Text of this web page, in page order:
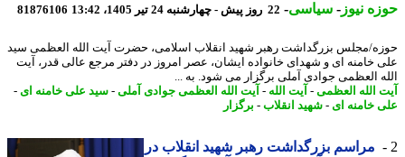
نیوز-سیاسی-22 روز پیش - چهارشنبه 24 تیر 1405، 13:42 81876106
مجلس بزرگداشت رهبر شهید انقلاب اسلامی، حضرت آیت الله العظمی سید
خامنه ای و شهدای خانواده ایشان، عصر امروز در دفتر مرجع عالی قدر، آیت
العظمی جوادی آملی برگزار می شود. به ...
الله العظمی-آیت الله-آیت الله العظمی جوادی آملی -سید علی خامنه ای-
خامنه ای- شهید انقلاب-برگزار
مراسم بزرگداشت رهبر شهید انقلاب در